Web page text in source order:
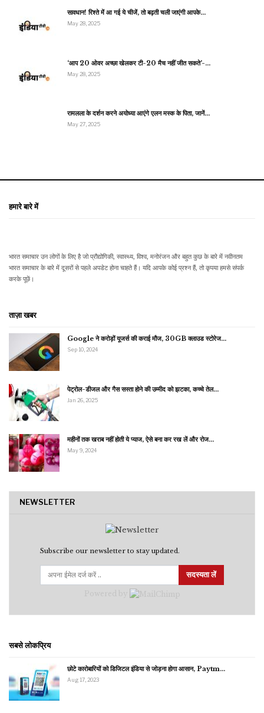
सावधान! रिश्ते में आ गई ये चीजें, तो बढ़ती चली जाएंगी आपके…
May 28, 2025
‘आप 20 ओवर अच्छा खेलकर टी-20 मैच नहीं जीत सकते’-…
May 28, 2025
रामलला के दर्शन करने अयोध्या आएंगे एलन मस्क के पिता, जानें…
May 27, 2025
हमारे बारे में
भारत समाचार उन लोगों के लिए है जो प्रौद्योगिकी, स्वास्थ्य, विश्व, मनोरंजन और बहुत कुछ के बारे में नवीनतम
भारत समाचार के बारे में दूसरों से पहले अपडेट होना चाहते हैं। यदि आपके कोई प्रश्न हैं, तो कृपया हमसे संपर्क
करके पूछें।
ताज़ा खबर
Google ने करोड़ों यूजर्स की कराई मौज, 30GB क्लाउड स्टोरेज…
Sep 10, 2024
पेट्रोल-डीजल और गैस सस्ता होने की उम्मीद को झटका, कच्चे तेल…
Jan 26, 2025
महीनों तक खराब नहीं होती ये प्याज, ऐसे बना कर रख लें और रोज…
May 9, 2024
NEWSLETTER
Subscribe our newsletter to stay updated.
सदस्यता लें
सबसे लोकप्रिय
छोटे कारोबारियों को डिजिटल इंडिया से जोड़ना होगा आसान, Paytm…
Aug 17, 2023